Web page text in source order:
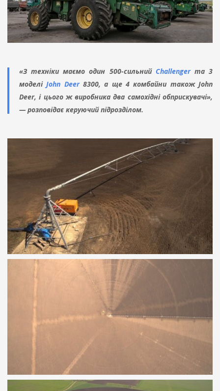
«З техніки маємо один 500-сильний Challengerта 3
моделіJohn Deer8300, а ще 4 комбайни також John
Deer, і цього ж виробника два самохідні обприскувачі»,
— розповідає керуючий підрозділом.